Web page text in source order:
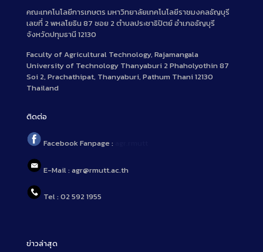
คณะเทคโนโลยีการเกษตร มหาวิทยาลัยเทคโนโลยีราชมงคลธัญบุรี
เลขที่ 2 พหลโยธิน 87 ซอย 2 ตำบลประชาธิปัตย์ อำเภอธัญบุรี
จังหวัดปทุมธานี 12130
Faculty of Agricultural Technology, Rajamangala
University of Technology Thanyaburi 2 Phaholyothin 87
Soi 2, Prachathipat, Thanyaburi, Pathum Thani 12130
Thailand
ติดต่อ
Facebook Fanpage :
E-Mail : agr@rmutt.ac.th
Tel : 02 592 1955
ข่าวล่าสุด